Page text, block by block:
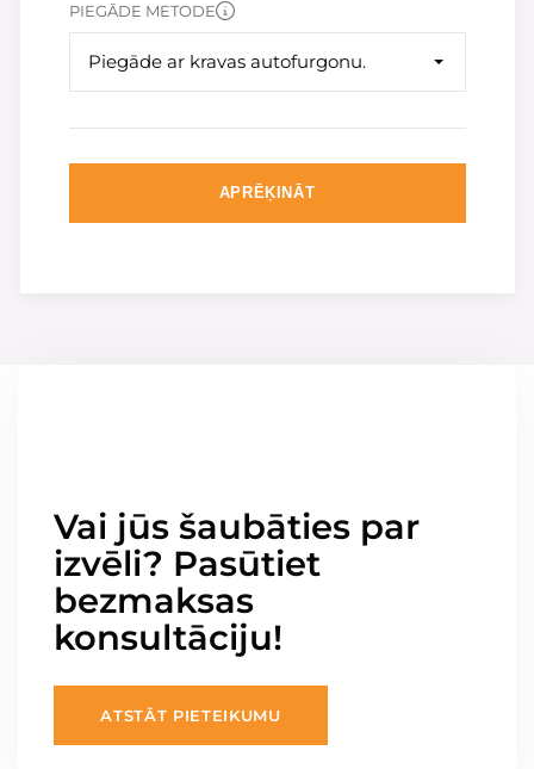
PIEGĀDE METODE
Piegāde ar kravas autofurgonu.
APRĒĶINĀT
Vai jūs šaubāties par
izvēli? Pasūtiet
bezmaksas
konsultāciju!
ATSTĀT PIETEIKUMU